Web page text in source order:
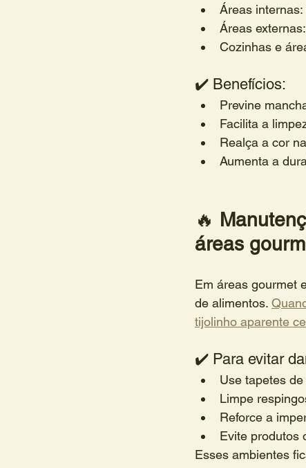
Áreas internas:
Áreas externas:
Cozinhas e
✔️ Benefícios:
Previne
Facilita a
Realça a cor
Aumenta a
🔥
áreas
Em áreas gourmet
de alimentos.
tijolinho aparente
✔️ Para evitar
Use tapetes
Limpe
Reforce a
Evite produtos
Esses ambientes